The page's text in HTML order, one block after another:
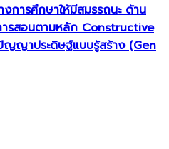
ารศึกษาให้มีสมรรถนะ ด้าน
ารสอนตามหลัก Constructive
ญญาประดิษฐ์แบบรู้สร้าง (Gen